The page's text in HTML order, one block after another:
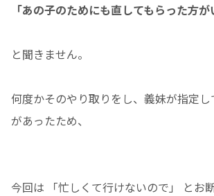
「あの子のためにも直してもらった方が
と聞きません。
何度かそのやり取りをし、義妹が指定
があったため、
今回は 「忙しくて行けないので」 とお